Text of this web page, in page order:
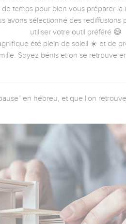
temps pour bien vous préparer la
avons sélectionné des
utiliser votre outil préféré 😄
été plein de soleil ☀️ et de
Soyez bénis et on se retrouve
en hébreu, et que l'on